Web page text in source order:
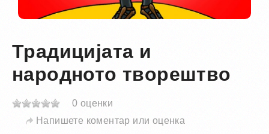
Традицијата и
народното творештво
0 оценки
Напишете коментар или оценка